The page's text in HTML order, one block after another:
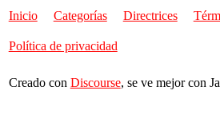
Inicio Categorías Directrices
Política de privacidad
Creado con Discourse, se ve mejor con